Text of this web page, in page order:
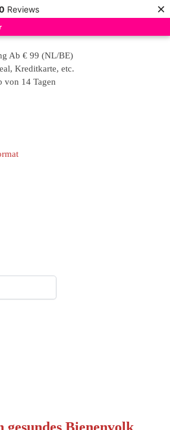
Reviews ×
Ab € 99 (NL/BE)
Kreditkarte, etc.
von 14 Tagen